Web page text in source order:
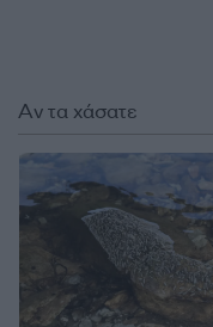
Αν τα χάσατε